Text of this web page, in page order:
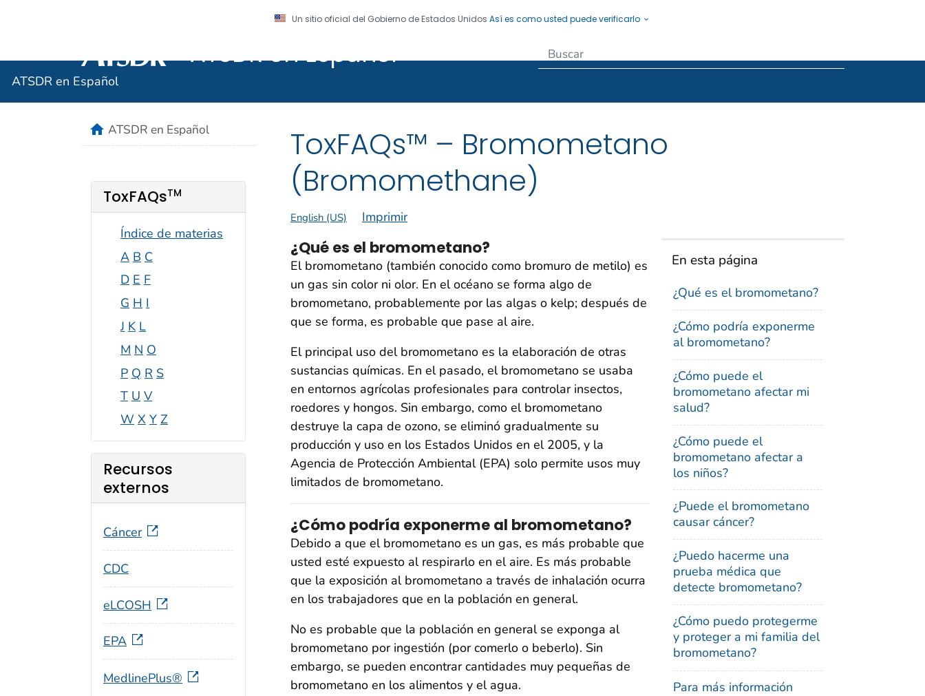
Un sitio oficial del Gobierno de Estados Unidos Así es como usted puede verificarlo
ATSDR en Español
ATSDR en Español
ToxFAQs™ – Bromometano
(Bromomethane)
English (US) Imprimir
En esta página
¿Qué es el bromometano?
¿Cómo podría exponerme
al bromometano?
¿Cómo puede el
bromometano afectar mi
salud?
¿Cómo puede el
bromometano afectar a
los niños?
¿Puede el bromometano
causar cáncer?
¿Puedo hacerme una
prueba médica que
detecte bromometano?
¿Cómo puedo protegerme
y proteger a mi familia del
bromometano?
Para más información
¿Qué es el bromometano?
El bromometano (también conocido como bromuro de metilo) es
un gas sin color ni olor. En el océano se forma algo de
bromometano, probablemente por las algas o kelp; después de
que se forma, es probable que pase al aire.
El principal uso del bromometano es la elaboración de otras
sustancias químicas. En el pasado, el bromometano se usaba
en entornos agrícolas profesionales para controlar insectos,
roedores y hongos. Sin embargo, como el bromometano
destruye la capa de ozono, se eliminó gradualmente su
producción y uso en los Estados Unidos en el 2005, y la
Agencia de Protección Ambiental (EPA) solo permite usos muy
limitados de bromometano.
¿Cómo podría exponerme al bromometano?
Debido a que el bromometano es un gas, es más probable que
usted esté expuesto al respirarlo en el aire. Es más probable
que la exposición al bromometano a través de inhalación ocurra
en los trabajadores que en la población en general.
No es probable que la población en general se exponga al
bromometano por ingestión (por comerlo o beberlo). Sin
embargo, se pueden encontrar cantidades muy pequeñas de
bromometano en los alimentos y el agua.
homeATSDR en Español
ToxFAQsTM
Índice de materias
A B C
D E F
G H I
J K L
M N O
P Q R S
T U V
W X Y Z
Recursos
externos
Cáncer
CDC
eLCOSH
EPA
MedlinePlus®